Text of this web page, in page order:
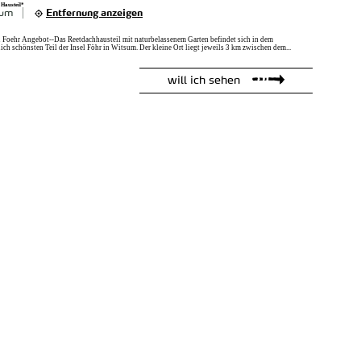
Entfernung anzeigen
Foehr Angebot--Das Reetdachhausteil mit naturbelassenem Garten befindet sich in dem
schönsten Teil der Insel Föhr in Witsum. Der kleine Ort liegt jeweils 3 km zwischen dem...
will ich sehen